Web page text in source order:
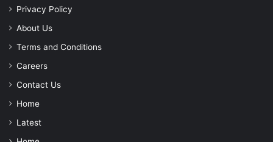
Privacy Policy
About Us
Terms and Conditions
Careers
Contact Us
Home
Latest